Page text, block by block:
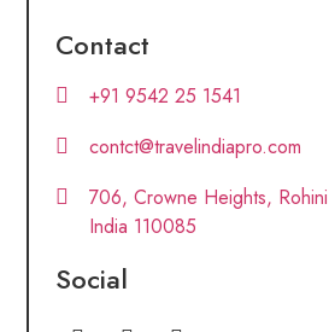
Contact
+91 9542 25 1541
contct@travelindiapro.com
706, Crowne Heights,
India 110085
Social